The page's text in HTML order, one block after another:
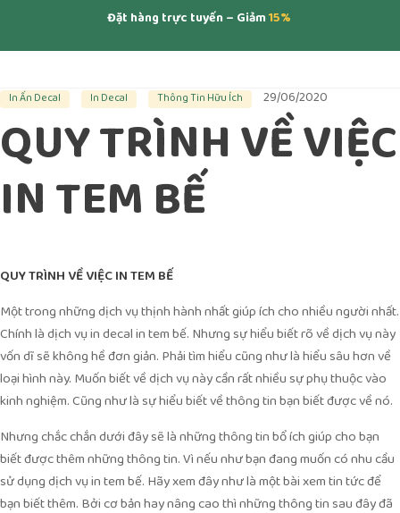
Đặt hàng trực tuyến – Giảm15%
In Ấn Decal In Decal Thông Tin Hữu Ích 29/06/2020
QUY TRÌNH VỀ VIỆC
IN TEM BẾ
QUY TRÌNH VỀ VIỆC IN TEM BẾ
Một trong những dịch vụ thịnh hành nhất giúp ích cho nhiều người nhất.
Chính là dịch vụ in decal in tem bế. Nhưng sự hiểu biết rõ về dịch vụ này
vốn dĩ sẽ không hề đơn giản. Phải tìm hiểu cũng như là hiểu sâu hơn về
loại hình này. Muốn biết về dịch vụ này cần rất nhiều sự phụ thuộc vào
kinh nghiệm. Cũng như là sự hiểu biết về thông tin bạn biết được về nó.
Nhưng chắc chắn dưới đây sẽ là những thông tin bổ ích giúp cho bạn
biết được thêm những thông tin. Vì nếu như bạn đang muốn có nhu cầu
sử dụng dịch vụ in tem bế. Hãy xem đây như là một bài xem tin tức để
bạn biết thêm. Bởi cơ bản hay nâng cao thì những thông tin sau đây đã